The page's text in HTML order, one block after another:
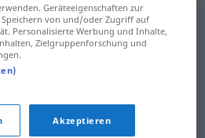
,abgebrüht (ugs.),
,gefühllos
Geräteeigenschaften zur
von und/oder Zugriff auf
Personalisierte Werbung und Inhalte,
Zielgruppenforschung und
Akzeptieren